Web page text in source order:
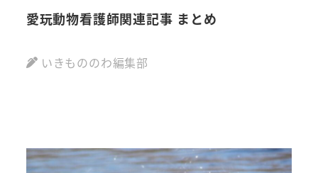
愛玩動物看護師関連記事 まとめ
いきもののわ編集部